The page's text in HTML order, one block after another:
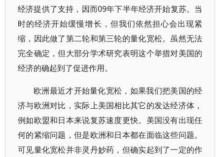
经济提供了支持，因而09年下半年经济开始复苏。当
时的经济开始缓慢增长，但我们依然担心会出现紧
缩，因此做了第二轮和第三轮的量化宽松。虽然无法
完全确定，但大部分学术研究表明这个举措对美国的
经济的确起到了促进作用。
欧洲最近才开始量化宽松，如果我们把美国的经
济与欧洲对比，实际上美国相比其它的发达经济体，
例如欧盟和日本来说复苏速度更快。美国没有出现任
何的紧缩问题，但是欧洲和日本都在面临这些问题。
可见量化宽松并非灵丹妙药，但确实起到了一定的作